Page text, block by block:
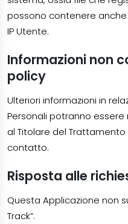
possono contenere anche
IP Utente.
Informazioni non
policy
Ulteriori informazioni in
Personali potranno
al Titolare del
contatto.
Risposta alle
Questa Applicazione non
Track”.